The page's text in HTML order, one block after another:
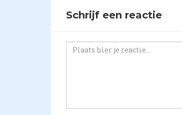
Schrijf een reactie